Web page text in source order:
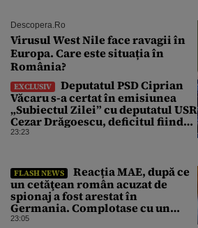
Descopera.ro
Virusul West Nile face ravagii în
Europa. Care este situația în
România?
EXCLUSIV
Deputatul PSD Ciprian
Văcaru s-a certat în emisiunea
„Subiectul Zilei” cu deputatul USR
Cezar Drăgoescu, deficitul fiind
motivul scandalului
23:23
FLASH NEWS
Reacția MAE, după ce
un cetăţean român acuzat de
spionaj a fost arestat în
Germania. Complotase cu un
ucrainean ca să asasineze un
23:05